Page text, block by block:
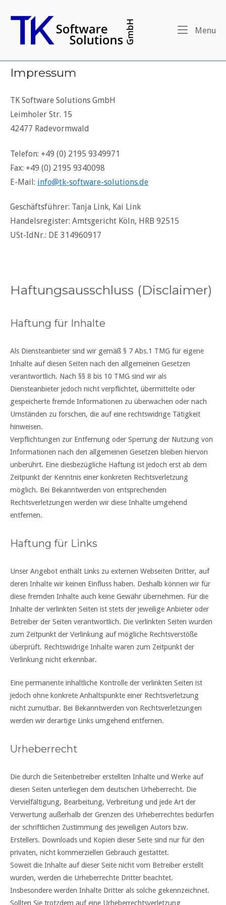
Home
Menu
Impressum
TK Software Solutions GmbH
Leimholer Str. 15
42477 Radevormwald
Telefon: +49 (0) 2195 9349971
Fax: +49 (0) 2195 9340098
E-Mail: info@tk-software-solutions.de
Geschäftsführer: Tanja Link, Kai Link
Handelsregister: Amtsgericht Köln, HRB 92515
USt-IdNr.: DE 314960917
Haftungsausschluss (Disclaimer)
Haftung für Inhalte
Als Diensteanbieter sind wir gemäß § 7 Abs.1 TMG für eigene
Inhalte auf diesen Seiten nach den allgemeinen Gesetzen
verantwortlich. Nach §§ 8 bis 10 TMG sind wir als
Diensteanbieter jedoch nicht verpflichtet, übermittelte oder
gespeicherte fremde Informationen zu überwachen oder nach
Umständen zu forschen, die auf eine rechtswidrige Tätigkeit
hinweisen.
Verpflichtungen zur Entfernung oder Sperrung der Nutzung von
Informationen nach den allgemeinen Gesetzen bleiben hiervon
unberührt. Eine diesbezügliche Haftung ist jedoch erst ab dem
Zeitpunkt der Kenntnis einer konkreten Rechtsverletzung
möglich. Bei Bekanntwerden von entsprechenden
Rechtsverletzungen werden wir diese Inhalte umgehend
entfernen.
Haftung für Links
Unser Angebot enthält Links zu externen Webseiten Dritter, auf
deren Inhalte wir keinen Einfluss haben. Deshalb können wir für
diese fremden Inhalte auch keine Gewähr übernehmen. Für die
Inhalte der verlinkten Seiten ist stets der jeweilige Anbieter oder
Betreiber der Seiten verantwortlich. Die verlinkten Seiten wurden
zum Zeitpunkt der Verlinkung auf mögliche Rechtsverstöße
überprüft. Rechtswidrige Inhalte waren zum Zeitpunkt der
Verlinkung nicht erkennbar.
Eine permanente inhaltliche Kontrolle der verlinkten Seiten ist
jedoch ohne konkrete Anhaltspunkte einer Rechtsverletzung
nicht zumutbar. Bei Bekanntwerden von Rechtsverletzungen
werden wir derartige Links umgehend entfernen.
Urheberrecht
Die durch die Seitenbetreiber erstellten Inhalte und Werke auf
diesen Seiten unterliegen dem deutschen Urheberrecht. Die
Vervielfältigung, Bearbeitung, Verbreitung und jede Art der
Verwertung außerhalb der Grenzen des Urheberrechtes bedürfen
der schriftlichen Zustimmung des jeweiligen Autors bzw.
Erstellers. Downloads und Kopien dieser Seite sind nur für den
privaten, nicht kommerziellen Gebrauch gestattet.
Soweit die Inhalte auf dieser Seite nicht vom Betreiber erstellt
wurden, werden die Urheberrechte Dritter beachtet.
Insbesondere werden Inhalte Dritter als solche gekennzeichnet.
Sollten Sie trotzdem auf eine Urheberrechtsverletzung